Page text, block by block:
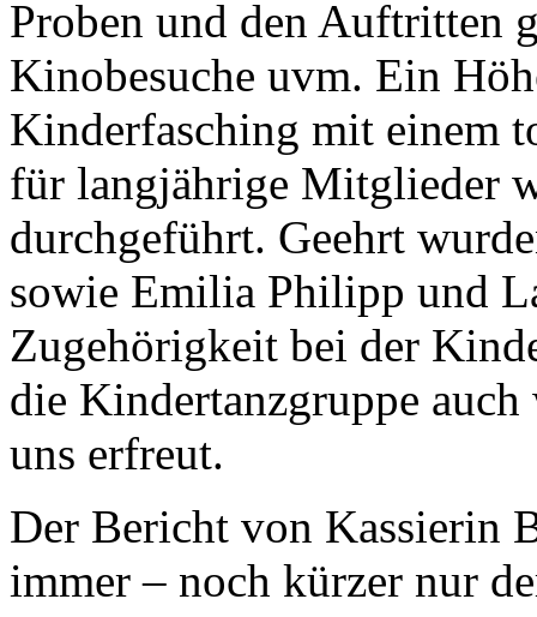
Proben und den Auftritten
Kinobesuche uvm. Ein
Kinderfasching mit einem
für langjährige Mitglieder
durchgeführt. Geehrt
sowie Emilia Philipp und
Zugehörigkeit bei der
die Kindertanzgruppe
uns erfreut.
Der Bericht von Kassierin
immer – noch kürzer nur